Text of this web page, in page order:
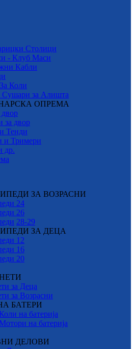
Столици
- Клуб Маси
Кабли
Коли
Сушари за Алишта
ОПРЕМА
за двор
Тенди
и Тримери
др.
ЗА ВОЗРАСНИ
24
26
28-29
ЗА ДЕЦА
12
16
20
за Деца
за Возрасни
БАТЕРИ
на батерија
на батерија
ДЕЛОВИ